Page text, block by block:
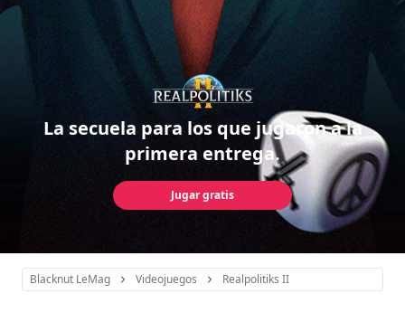
La secuela para los que jugaron a la
primera entrega.
Jugar gratis
Blacknut LeMag Videojuegos Realpolitiks II